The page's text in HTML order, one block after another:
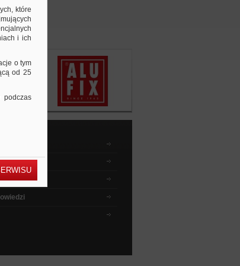
?
które
i ich
o tym
od 25
podczas